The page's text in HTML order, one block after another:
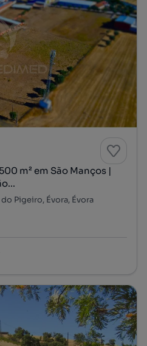
m² em São Manços |
Pigeiro, Évora, Évora